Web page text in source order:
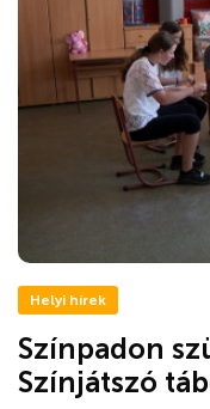
Helyi hírek
Színpadon
Színjátszó